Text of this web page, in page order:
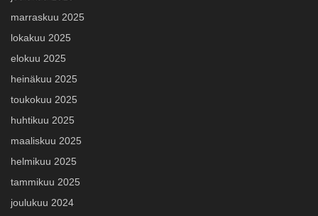
marraskuu 2025
lokakuu 2025
elokuu 2025
heinäkuu 2025
toukokuu 2025
huhtikuu 2025
maaliskuu 2025
helmikuu 2025
tammikuu 2025
joulukuu 2024